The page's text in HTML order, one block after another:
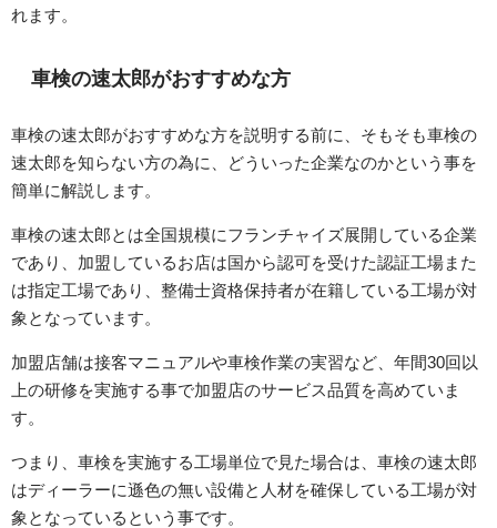
れます。
車検の速太郎がおすすめな方
車検の速太郎がおすすめな方を説明する前に、そもそも車検の
速太郎を知らない方の為に、どういった企業なのかという事を
簡単に解説します。
車検の速太郎とは全国規模にフランチャイズ展開している企業
であり、加盟しているお店は国から認可を受けた認証工場また
は指定工場であり、整備士資格保持者が在籍している工場が対
象となっています。
加盟店舗は接客マニュアルや車検作業の実習など、年間30回以
上の研修を実施する事で加盟店のサービス品質を高めていま
す。
つまり、車検を実施する工場単位で見た場合は、車検の速太郎
はディーラーに遜色の無い設備と人材を確保している工場が対
象となっているという事です。